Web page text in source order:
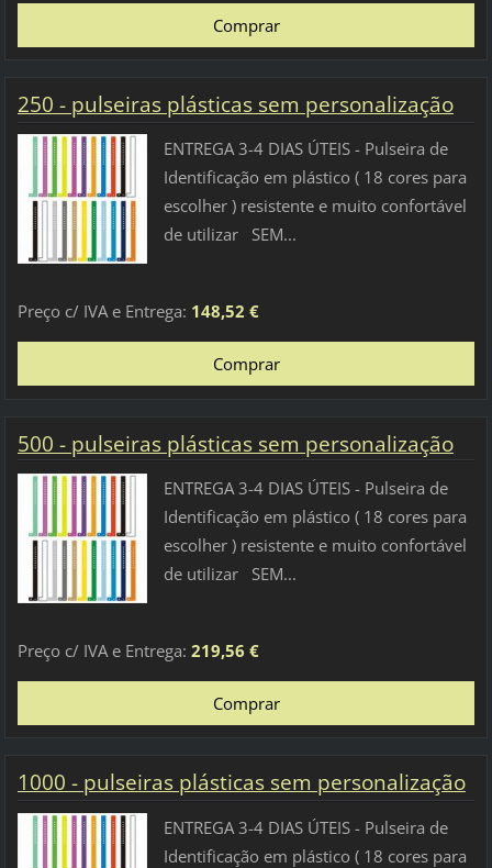
250 - pulseiras plásticas sem personalização
ENTREGA 3-4 DIAS ÚTEIS - Pulseira de
Identificação em plástico ( 18 cores para
escolher ) resistente e muito confortável
de utilizar SEM...
Preço c/ IVA e Entrega: 148,52 €
500 - pulseiras plásticas sem personalização
ENTREGA 3-4 DIAS ÚTEIS - Pulseira de
Identificação em plástico ( 18 cores para
escolher ) resistente e muito confortável
de utilizar SEM...
Preço c/ IVA e Entrega: 219,56 €
1000 - pulseiras plásticas sem personalização
ENTREGA 3-4 DIAS ÚTEIS - Pulseira de
Identificação em plástico ( 18 cores para